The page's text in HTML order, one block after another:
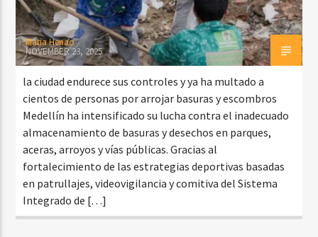
Maria Henao
NOVEMBER 23, 2025
la ciudad endurece sus controles y ya ha multado a
cientos de personas por arrojar basuras y escombros
Medellín ha intensificado su lucha contra el inadecuado
almacenamiento de basuras y desechos en parques,
aceras, arroyos y vías públicas. Gracias al
fortalecimiento de las estrategias deportivas basadas
en patrullajes, videovigilancia y comitiva del Sistema
Integrado de […]